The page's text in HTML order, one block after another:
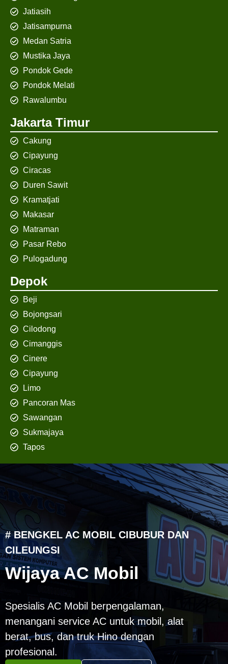
Jatiasih
Jatisampurna
Medan Satria
Mustika Jaya
Pondok Gede
Pondok Melati
Rawalumbu
Jakarta Timur
Cakung
Cipayung
Ciracas
Duren Sawit
Kramatjati
Makasar
Matraman
Pasar Rebo
Pulogadung
Depok
Beji
Bojongsari
Cilodong
Cimanggis
Cinere
Cipayung
Limo
Pancoran Mas
Sawangan
Sukmajaya
Tapos
# BENGKEL AC MOBIL CIBUBUR DAN
CILEUNGSI
Wijaya AC Mobil
Spesialis AC Mobil berpengalaman,
menangani service AC untuk mobil, alat
berat, bus, dan truk Hino dengan
profesional.